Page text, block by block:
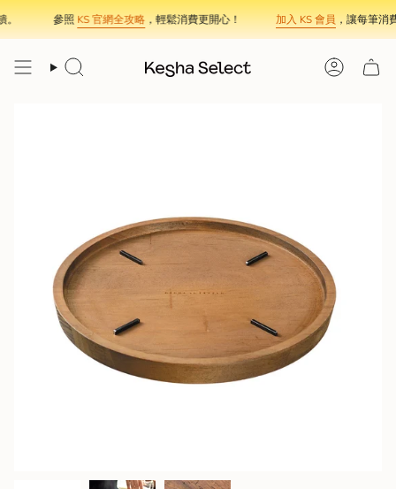
Skip
to
content
參照KS 官網全攻略，輕鬆消費更開心！ 加入 KS 會員，讓每筆消費
Search Account